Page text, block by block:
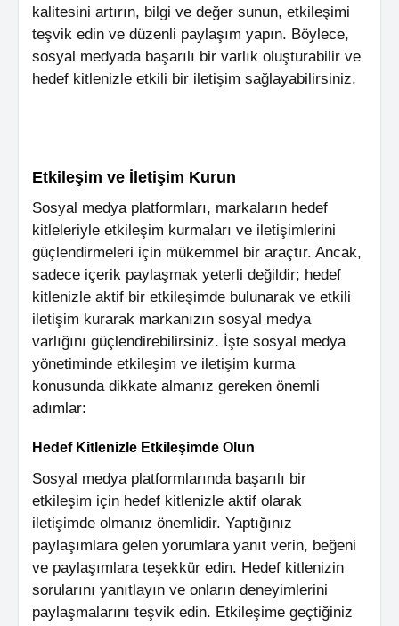
kalitesini artırın, bilgi ve değer sunun, etkileşimi
teşvik edin ve düzenli paylaşım yapın. Böylece,
sosyal medyada başarılı bir varlık oluşturabilir ve
hedef kitlenizle etkili bir iletişim sağlayabilirsiniz.
Etkileşim ve İletişim Kurun
Sosyal medya platformları, markaların hedef
kitleleriyle etkileşim kurmaları ve iletişimlerini
güçlendirmeleri için mükemmel bir araçtır. Ancak,
sadece içerik paylaşmak yeterli değildir; hedef
kitlenizle aktif bir etkileşimde bulunarak ve etkili
iletişim kurarak markanızın sosyal medya
varlığını güçlendirebilirsiniz. İşte sosyal medya
yönetiminde etkileşim ve iletişim kurma
konusunda dikkate almanız gereken önemli
adımlar:
Hedef Kitlenizle Etkileşimde Olun
Sosyal medya platformlarında başarılı bir
etkileşim için hedef kitlenizle aktif olarak
iletişimde olmanız önemlidir. Yaptığınız
paylaşımlara gelen yorumlara yanıt verin, beğeni
ve paylaşımlara teşekkür edin. Hedef kitlenizin
sorularını yanıtlayın ve onların deneyimlerini
paylaşmalarını teşvik edin. Etkileşime geçtiğiniz